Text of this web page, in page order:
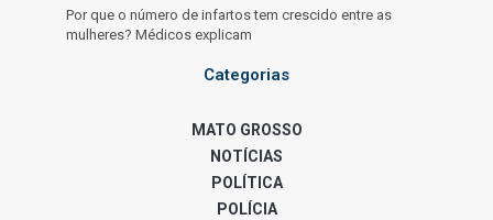
Por que o número de infartos tem crescido entre as
mulheres? Médicos explicam
Categorias
MATO GROSSO
NOTÍCIAS
POLÍTICA
POLÍCIA